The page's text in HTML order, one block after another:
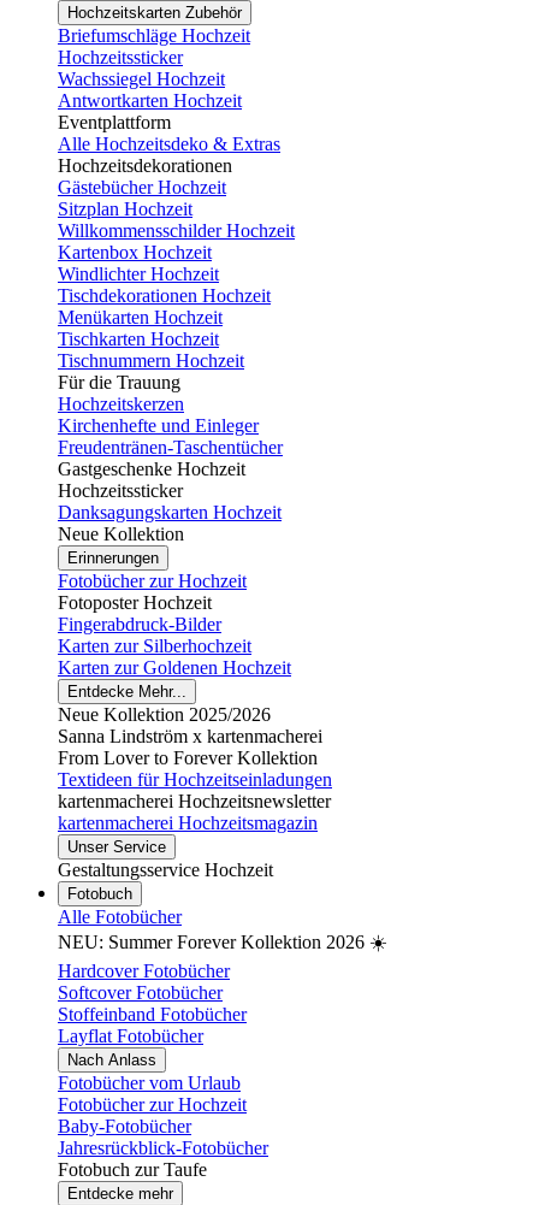
Hochzeitskarten Zubehör
Briefumschläge Hochzeit
Hochzeitssticker
Wachssiegel Hochzeit
Antwortkarten Hochzeit
Eventplattform
Alle Hochzeitsdeko & Extras
Hochzeitsdekorationen
Gästebücher Hochzeit
Sitzplan Hochzeit
Willkommensschilder Hochzeit
Kartenbox Hochzeit
Windlichter Hochzeit
Tischdekorationen Hochzeit
Menükarten Hochzeit
Tischkarten Hochzeit
Tischnummern Hochzeit
Für die Trauung
Hochzeitskerzen
Kirchenhefte und Einleger
Freudentränen-Taschentücher
Gastgeschenke Hochzeit
Hochzeitssticker
Danksagungskarten Hochzeit
Neue Kollektion
Erinnerungen
Fotobücher zur Hochzeit
Fotoposter Hochzeit
Fingerabdruck-Bilder
Karten zur Silberhochzeit
Karten zur Goldenen Hochzeit
Entdecke Mehr...
Neue Kollektion 2025/2026
Sanna Lindström x kartenmacherei
From Lover to Forever Kollektion
Textideen für Hochzeitseinladungen
kartenmacherei Hochzeitsnewsletter
kartenmacherei Hochzeitsmagazin
Unser Service
Gestaltungsservice Hochzeit
Fotobuch
Alle Fotobücher
NEU: Summer Forever Kollektion 2026 ☀️
Hardcover Fotobücher
Softcover Fotobücher
Stoffeinband Fotobücher
Layflat Fotobücher
Nach Anlass
Fotobücher vom Urlaub
Fotobücher zur Hochzeit
Baby-Fotobücher
Jahresrückblick-Fotobücher
Fotobuch zur Taufe
Entdecke mehr